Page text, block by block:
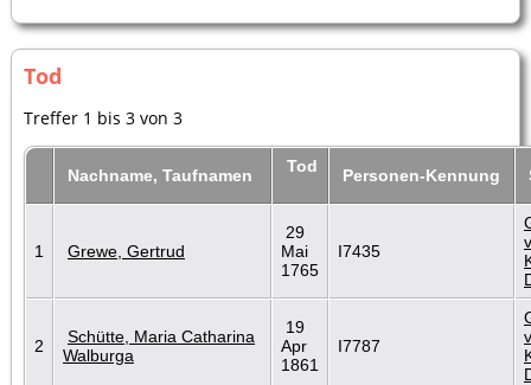
Tod
Treffer 1 bis 3 von 3
Nachname, Taufnamen Tod Personen-Kennung
1 Grewe, Gertrud
29
Mai
1765
I7435
2
Schütte, Maria Catharina
Walburga
19
Apr
1861
I7787